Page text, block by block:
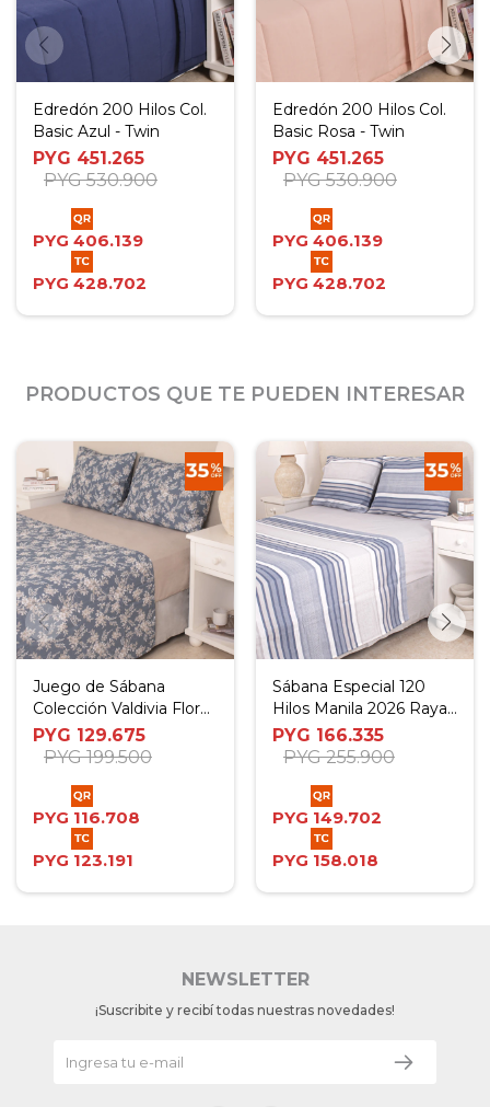
Edredón 200 Hilos Col.
Basic Azul - Twin
PYG 451.265
PYG 530.900
PYG 406.139
PYG 428.702
Edredón 200 Hilos Col.
Basic Rosa - Twin
PYG 451.265
PYG 530.900
PYG 406.139
PYG 428.702
PRODUCTOS QUE TE PUEDEN INTERESAR
Juego de Sábana
Colección Valdivia Flores
con Fondo Greige -
Twin
PYG 129.675
PYG 199.500
PYG 116.708
PYG 123.191
Sábana Especial 120
Hilos Manila 2026 Rayas
Gris - Camera
PYG 166.335
PYG 255.900
PYG 149.702
PYG 158.018
NEWSLETTER
¡Suscribite y recibí todas nuestras novedades!